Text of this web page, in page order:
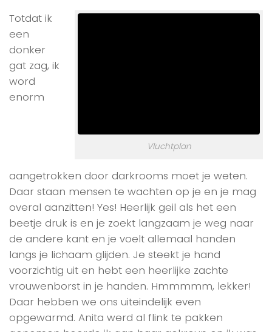
Vluchtplan
Totdat ik
een
donker
gat zag, ik
word
enorm
aangetrokken door darkrooms moet je weten.
Daar staan mensen te wachten op je en je mag
overal aanzitten! Yes! Heerlijk geil als het een
beetje druk is en je zoekt langzaam je weg naar
de andere kant en je voelt allemaal handen
langs je lichaam glijden. Je steekt je hand
voorzichtig uit en hebt een heerlijke zachte
vrouwenborst in je handen. Hmmmmm, lekker!
Daar hebben we ons uiteindelijk even
opgewarmd. Anita werd al flink te pakken